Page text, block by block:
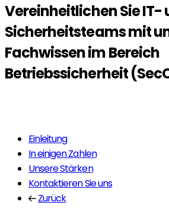
Vereinheitlichen Sie IT-
Sicherheitsteamsmit
Fachwissen im Bereich
Betriebssicherheit
Einleitung
In einigen Zahlen
Unsere Stärken
Kontaktieren Sie uns
Zurück